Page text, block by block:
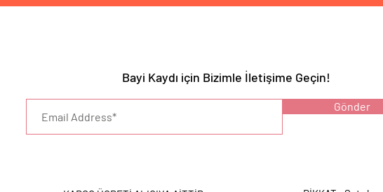
UYARI :
Bayi Kaydı için Bizimle İletişime Geçin!
Gönder